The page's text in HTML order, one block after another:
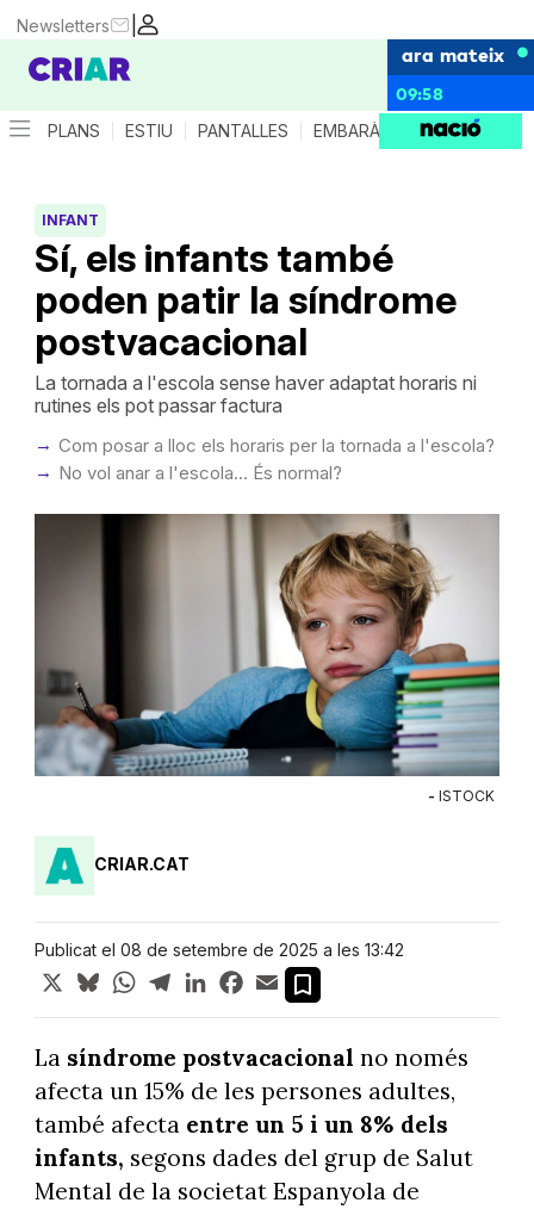
|
Newsletters
ara mateix
09:58
PLANS ESTIU PANTALLES EMBARÀS CRIANÇA
Sí, els infants també
poden patir la síndrome
postvacacional
INFANT
La tornada a l'escola sense haver adaptat horaris ni
rutines els pot passar factura
Com posar a lloc els horaris per la tornada a l'escola?
No vol anar a l'escola... És normal?
- ISTOCK
CRIAR.CAT
Publicat el 08 de setembre de 2025 a les 13:42
X BlueskyWhatsApp
TelegramLinkedInFacebook
Email
La síndrome postvacacional no només
afecta un 15% de les persones adultes,
també afecta entre un 5 i un 8% dels
infants, segons dades del grup de Salut
Mental de la societat Espanyola de